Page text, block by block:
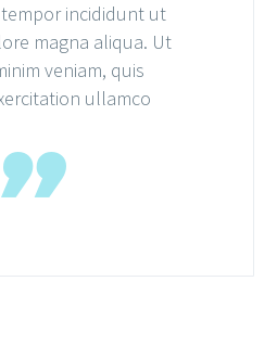
incididunt ut
magna aliqua. Ut
veniam, quis
ullamco